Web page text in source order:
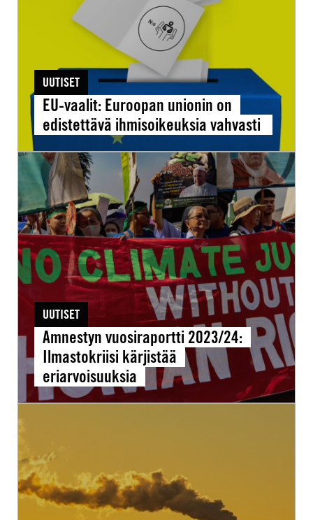
edistettävä
ihmisoikeuksia
UUTISET
EU-vaalit: Euroopan unionin on
edistettävä ihmisoikeuksia vahvasti
Amnestyn
vuosiraportti
2023/24:
Ilmastokriisi
kärjistää
eriarvoisuuksia
UUTISET
Amnestyn vuosiraportti 2023/24:
Ilmastokriisi kärjistää
eriarvoisuuksia
isännöimä
COP28
sopimaan
fossiilienergian